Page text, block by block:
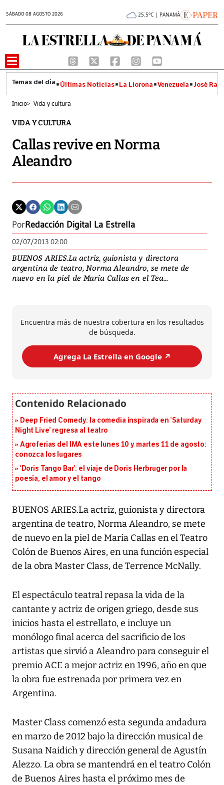
SÁBADO 08 AGOSTO 2026 25.5°C | PANAMÁ
Últimas Noticias La Llorona Venezuela José
Inicio> Vida y cultura
VIDA Y CULTURA
Callas revive en Norma
Aleandro
PorRedacción Digital La Estrella
02/07/2013 02:00
BUENOS ARIES.La actriz, guionista y directora
argentina de teatro, Norma Aleandro, se mete de
nuevo en la piel de María Callas en el Tea...
Encuentra más de nuestra cobertura en los resultados
de búsqueda.
Agrega La Estrella en Google ↗️
Deep Fried Comedy: la comedia inspirada en ‘Saturday
Night Live’ regresa al teatro
Agroferias del IMA este lunes 10 y martes 11 de agosto:
conozca los lugares
‘Doris Tango Bar’: el viaje de Doris Herbruger por la
poesía, el amor y el tango
BUENOS ARIES.La actriz, guionista y directora
argentina de teatro, Norma Aleandro, se mete
de nuevo en la piel de María Callas en el Teatro
Colón de Buenos Aires, en una función especial
de la obra Master Class, de Terrence McNally.
El espectáculo teatral repasa la vida de la
cantante y actriz de origen griego, desde sus
inicios hasta el estrellato, e incluye un
monólogo final acerca del sacrificio de los
artistas que sirvió a Aleandro para conseguir el
premio ACE a mejor actriz en 1996, año en que
la obra fue estrenada por primera vez en
Argentina.
Master Class comenzó esta segunda andadura
en marzo de 2012 bajo la dirección musical de
Susana Naidich y dirección general de Agustín
Alezzo. La obra se mantendrá en el teatro Colón
de Buenos Aires hasta el próximo mes de